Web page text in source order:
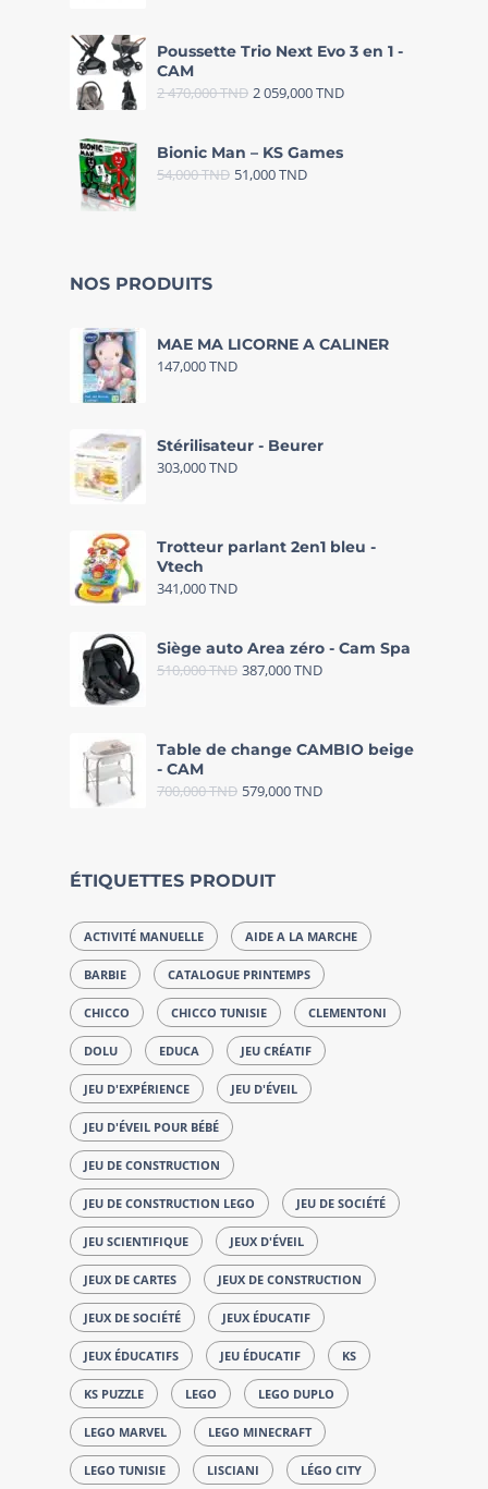
Poussette Trio Next Evo 3 en 1 -
CAM
2 470,000TND 2 059,000TND
Bionic Man – KS Games
54,000TND 51,000TND
NOS PRODUITS
MAE MA LICORNE A CALINER
147,000TND
Stérilisateur - Beurer
303,000TND
Trotteur parlant 2en1 bleu -
Vtech
341,000TND
Siège auto Area zéro - Cam Spa
510,000TND 387,000TND
Table de change CAMBIO beige
- CAM
700,000TND 579,000TND
ÉTIQUETTES PRODUIT
ACTIVITÉ MANUELLE AIDE A LA MARCHE
BARBIE CATALOGUE PRINTEMPS
CHICCO CHICCO TUNISIE CLEMENTONI
DOLU EDUCA JEU CRÉATIF
JEU D'EXPÉRIENCE JEU D'ÉVEIL
JEU D'ÉVEIL POUR BÉBÉ
JEU DE CONSTRUCTION
JEU DE CONSTRUCTION LEGO JEU DE SOCIÉTÉ
JEU SCIENTIFIQUE JEUX D'ÉVEIL
JEUX DE CARTES JEUX DE CONSTRUCTION
JEUX DE SOCIÉTÉ JEUX ÉDUCATIF
JEUX ÉDUCATIFS JEU ÉDUCATIF KS
KS PUZZLE LEGO LEGO DUPLO
LEGO MARVEL LEGO MINECRAFT
LEGO TUNISIE LISCIANI LÉGO CITY